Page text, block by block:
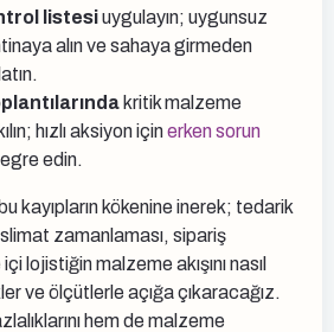
listesiuygulayın; uygunsuz
alın ve sahaya girmeden
kritik malzeme
hızlı aksiyon içinerken sorun
edin.
kayıpların kökenine inerek; tedarik
zamanlaması, sipariş
lojistiğin malzeme akışını nasıl
ve ölçütlerle açığa çıkaracağız.
hem de malzeme